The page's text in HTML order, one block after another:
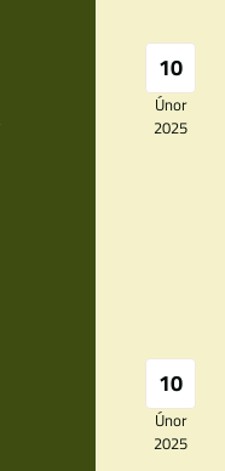
10
Únor
2025
10
Únor
2025